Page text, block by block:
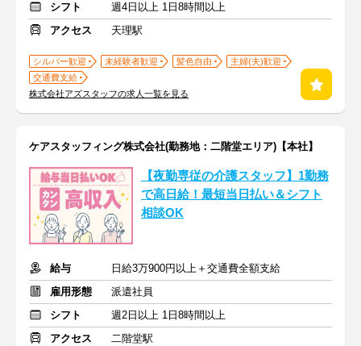
シフト
週4日以上 1日8時間以上
アクセス
天理駅
シルバー歓迎 未経験者歓迎 髪色自由
主婦(夫)歓迎
交通費支給
株式会社アズスタッフの求人一覧を見る
ケアスタッフィング株式会社(勤務地：二階堂エリア)【本社】
【夜勤専従の介護スタッフ】1勤務
で高日給！最短当日払い＆シフト
相談OK
給与
日給3万900円以上＋交通費全額支給
雇用形態
派遣社員
シフト
週2日以上 1日8時間以上
アクセス
二階堂駅